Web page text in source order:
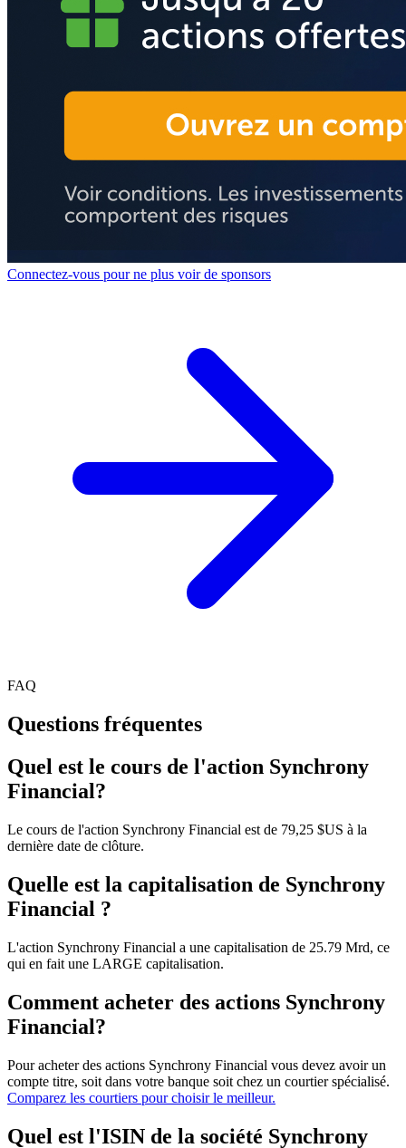
Connectez-vous pour ne plus voir de sponsors
FAQ
Questions fréquentes
Quel est le cours de l'action Synchrony
Financial?
Le cours de l'action Synchrony Financial est de 79,25 $US à la
dernière date de clôture.
Quelle est la capitalisation de Synchrony
Financial ?
L'action Synchrony Financial a une capitalisation de 25.79 Mrd, ce
qui en fait une LARGE capitalisation.
Comment acheter des actions Synchrony
Financial?
Pour acheter des actions Synchrony Financial vous devez avoir un
compte titre, soit dans votre banque soit chez un courtier spécialisé.
Comparez les courtiers pour choisir le meilleur.
Quel est l'ISIN de la société Synchrony